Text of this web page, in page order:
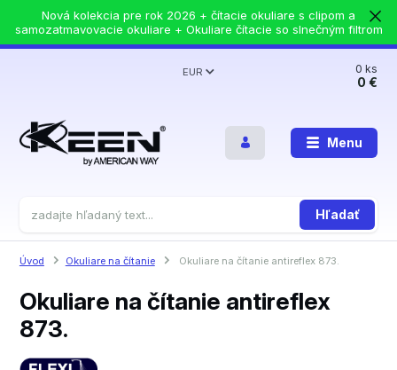
Nová kolekcia pre rok 2026 + čítacie okuliare s clipom a
samozatmavovacie okuliare + Okuliare čítacie so slnečným filtrom
Menu
EUR
Hľadať
0ks
0 €
Úvod Okuliare na čítanie Okuliare na čítanie antireflex 873.
Okuliare na čítanie antireflex
873.